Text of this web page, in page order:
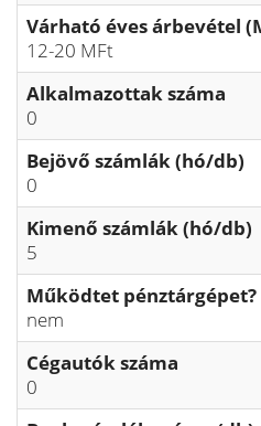
Várható éves árbevétel
12-20 MFt
Alkalmazottak száma
0
Bejövő számlák (hó/db)
0
Kimenő számlák (hó/db)
5
Működtet pénztárgépet?
nem
Cégautók száma
0